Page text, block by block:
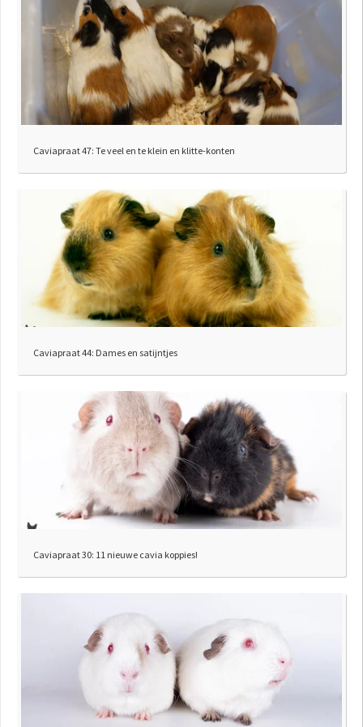
Caviapraat 47: Te veel en te klein en klitte-konten
Caviapraat 44: Dames en satijntjes
Caviapraat 30: 11 nieuwe cavia koppies!